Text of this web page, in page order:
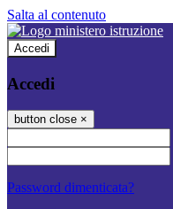
Salta al contenuto
Accedi
Accedi
button close ×
Password dimenticata?